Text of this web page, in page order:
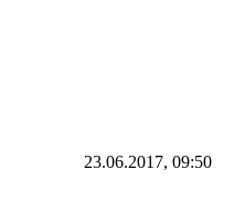
23.06.2017, 09:50